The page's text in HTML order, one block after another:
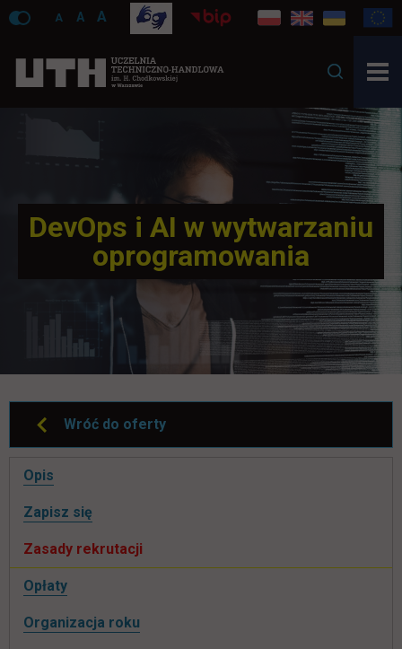
A A A
DevOps i AI w wytwarzaniu
oprogramowania
Wróć do oferty
Pomiń
nawigacje
Opis
Zapisz się
Zasady rekrutacji
Opłaty
Organizacja roku